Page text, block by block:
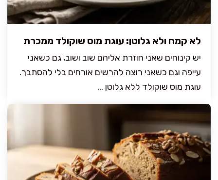
לא קמח ולא גלוטן: עוגת מוס שוקולד ממכרת
יש קינוחים שאני חוזרת אליהם שוב ושוב, גם כשאני
עייפה וגם כשאני רוצה להרשים אורחים בלי להסתבך.
עוגת מוס שוקולד ללא גלוטן ...